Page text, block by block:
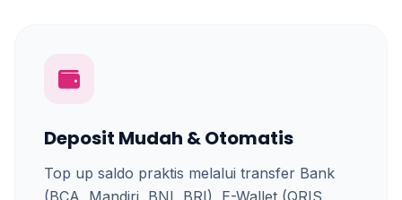
Deposit Mudah & Otomatis
Top up saldo praktis melalui transfer Bank
(BCA, Mandiri, BNI, BRI), E-Wallet (QRIS,